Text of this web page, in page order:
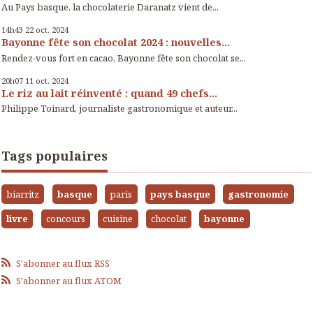
Au Pays basque, la chocolaterie Daranatz vient de...
14h43 22 oct. 2024
Bayonne fête son chocolat 2024 : nouvelles...
Rendez-vous fort en cacao, Bayonne fête son chocolat se...
20h07 11 oct. 2024
Le riz au lait réinventé : quand 49 chefs...
Philippe Toinard, journaliste gastronomique et auteur...
Tags populaires
biarritz basque paris pays basque
gastronomie
livre
concours cuisine chocolat bayonne
S'abonner au flux RSS
S'abonner au flux ATOM